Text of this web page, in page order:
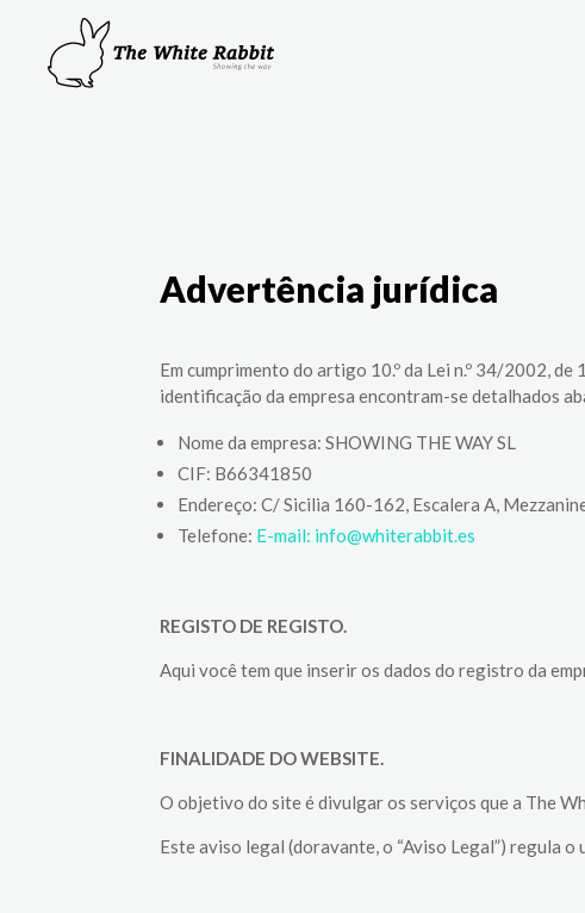
Advertência jurídica
Em cumprimento do artigo 10.º da Lei n.º 34/2002,
identificação da empresa encontram-se detalhados
Nome da empresa: SHOWING THE WAY SL
CIF: B66341850
Endereço: C/ Sicilia 160-162, Escalera A,
Telefone: E-mail: info@whiterabbit.es
REGISTO DE REGISTO.
Aqui você tem que inserir os dados do registro da
FINALIDADE DO WEBSITE.
O objetivo do site é divulgar os serviços que a The
Este aviso legal (doravante, o “Aviso Legal”) regula